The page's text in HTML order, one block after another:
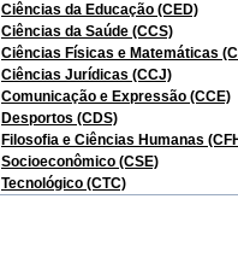
Ciências da Educação (CED)
Ciências da Saúde (CCS)
Ciências Físicas e Matemáticas
Ciências Jurídicas (CCJ)
Comunicação e Expressão (CCE)
Desportos (CDS)
Filosofia e Ciências Humanas
Socioeconômico (CSE)
Tecnológico (CTC)